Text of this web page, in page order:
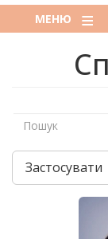
МЕНЮ
Застосувати